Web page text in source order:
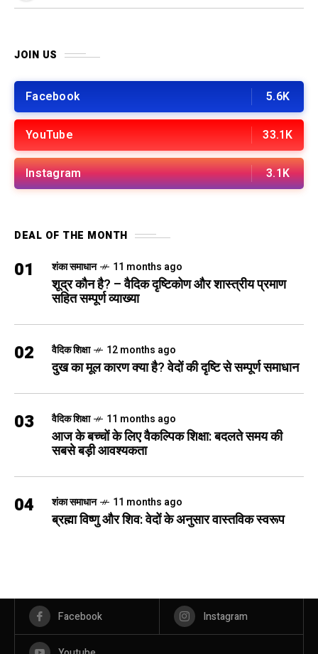
JOIN US
Facebook 5.6K
YouTube 33.1K
Instagram 3.1K
DEAL OF THE MONTH
01 शंका समाधान 11 months ago
शूद्र कौन है? – वैदिक दृष्टिकोण और शास्त्रीय प्रमाण
सहित सम्पूर्ण व्याख्या
02 वैदिक शिक्षा 12 months ago
दुख का मूल कारण क्या है? वेदों की दृष्टि से सम्पूर्ण समाधान
03 वैदिक शिक्षा 11 months ago
आज के बच्चों के लिए वैकल्पिक शिक्षा: बदलते समय की
सबसे बड़ी आवश्यकता
04 शंका समाधान 11 months ago
ब्रह्मा विष्णु और शिव: वेदों के अनुसार वास्तविक स्वरूप
Facebook Instagram